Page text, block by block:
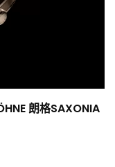
朗格SAXONIA